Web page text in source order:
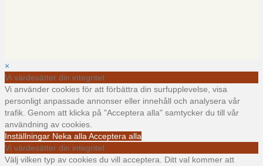
×
Vi värdesätter din integritet
Vi använder cookies för att förbättra din surfupplevelse, visa
personligt anpassade annonser eller innehåll och analysera vår
trafik. Genom att klicka på "Acceptera alla" samtycker du till vår
användning av cookies.
Inställningar Neka alla Acceptera alla
Vi värdesätter din integritet
Välj vilken typ av cookies du vill acceptera. Ditt val kommer att